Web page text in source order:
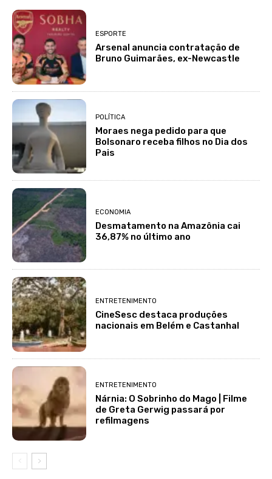
ESPORTE
Arsenal anuncia contratação de
Bruno Guimarães, ex-Newcastle
POLÍTICA
Moraes nega pedido para que
Bolsonaro receba filhos no Dia dos
Pais
ECONOMIA
Desmatamento na Amazônia cai
36,87% no último ano
ENTRETENIMENTO
CineSesc destaca produções
nacionais em Belém e Castanhal
ENTRETENIMENTO
Nárnia: O Sobrinho do Mago | Filme
de Greta Gerwig passará por
refilmagens